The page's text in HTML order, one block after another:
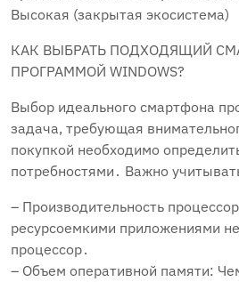
Высокая (закрытая экосистема)
КАК ВЫБРАТЬ ПОДХОДЯЩИЙ
ПРОГРАММОЙ WINDOWS?
Выбор идеального смартфона
задача, требующая
покупкой необходимо
потребностями․ Важно
– Производительность
ресурсоемкими приложениями
процессор․
– Объем оперативной памяти: